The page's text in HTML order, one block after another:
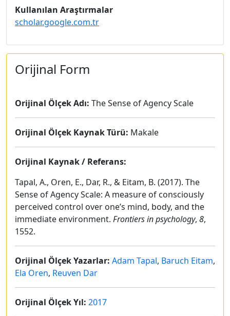
Kullanılan Araştırmalar
scholar.google.com.tr
Orijinal Form
Orijinal Ölçek Adı: The Sense of Agency Scale
Orijinal Ölçek Kaynak Türü: Makale
Orijinal Kaynak / Referans:
Tapal, A., Oren, E., Dar, R., & Eitam, B. (2017). The
Sense of Agency Scale: A measure of consciously
perceived control over one’s mind, body, and the
immediate environment. Frontiers in psychology, 8,
1552.
Orijinal Ölçek Yazarlar: Adam Tapal, Baruch Eitam,
Ela Oren, Reuven Dar
Orijinal Ölçek Yıl: 2017